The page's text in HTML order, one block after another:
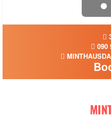
090